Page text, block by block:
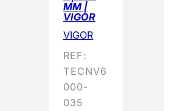
MM |
VIGOR
VIGOR
REF:
TECNV6
000-
035